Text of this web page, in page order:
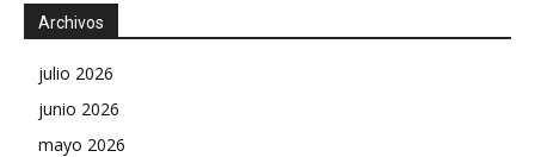
Archivos
julio 2026
junio 2026
mayo 2026